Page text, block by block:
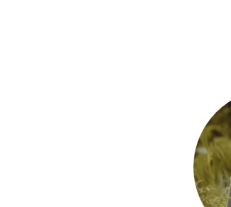
Rezepten, Lebensmittel
Kosten Premiumversion*:
Keine kostenpflichtige
* Die Kosten zu den Apps werden